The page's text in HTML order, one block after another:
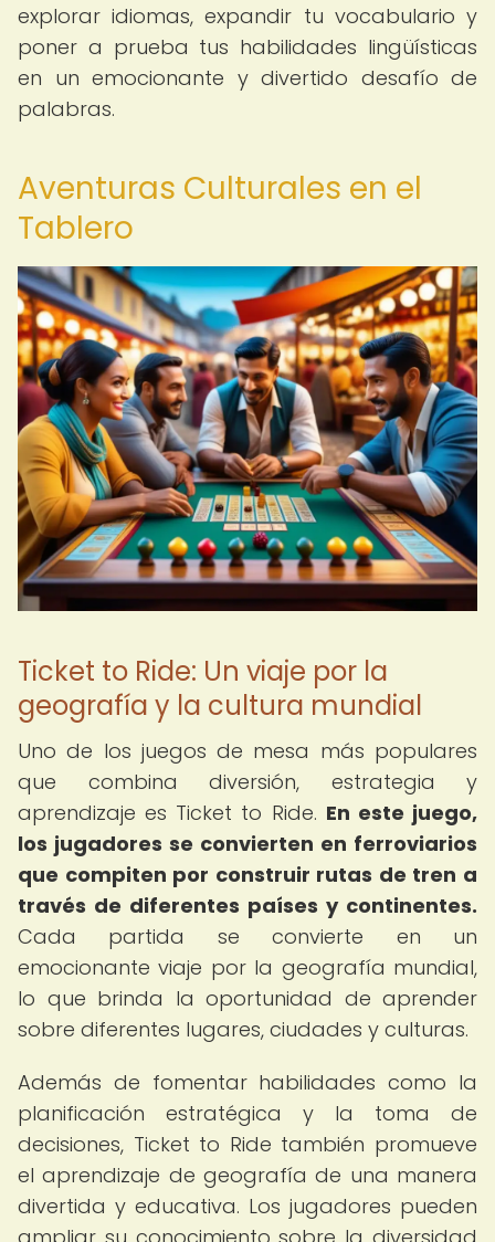
explorar idiomas, expandir tu vocabulario y
poner a prueba tus habilidades lingüísticas
en un emocionante y divertido desafío de
palabras.
Aventuras Culturales en el
Tablero
Ticket to Ride: Un viaje por la
geografía y la cultura mundial
Uno de los juegos de mesa más populares
que combina diversión, estrategia y
aprendizaje es Ticket to Ride. En este juego,
los jugadores se convierten en ferroviarios
que compiten por construir rutas de tren a
través de diferentes países y continentes.
Cada partida se convierte en un
emocionante viaje por la geografía mundial,
lo que brinda la oportunidad de aprender
sobre diferentes lugares, ciudades y culturas.
Además de fomentar habilidades como la
planificación estratégica y la toma de
decisiones, Ticket to Ride también promueve
el aprendizaje de geografía de una manera
divertida y educativa. Los jugadores pueden